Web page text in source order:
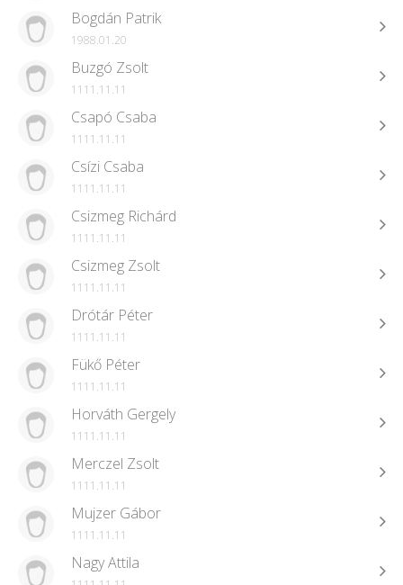
Bogdán Patrik
1988.01.20
Buzgó Zsolt
1111.11.11
Csapó Csaba
1111.11.11
Csízi Csaba
1111.11.11
Csizmeg Richárd
1111.11.11
Csizmeg Zsolt
1111.11.11
Drótár Péter
1111.11.11
Fükő Péter
1111.11.11
Horváth Gergely
1111.11.11
Merczel Zsolt
1111.11.11
Mujzer Gábor
1111.11.11
Nagy Attila